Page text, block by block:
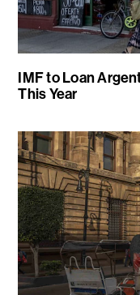
IMF to Loan
This Year